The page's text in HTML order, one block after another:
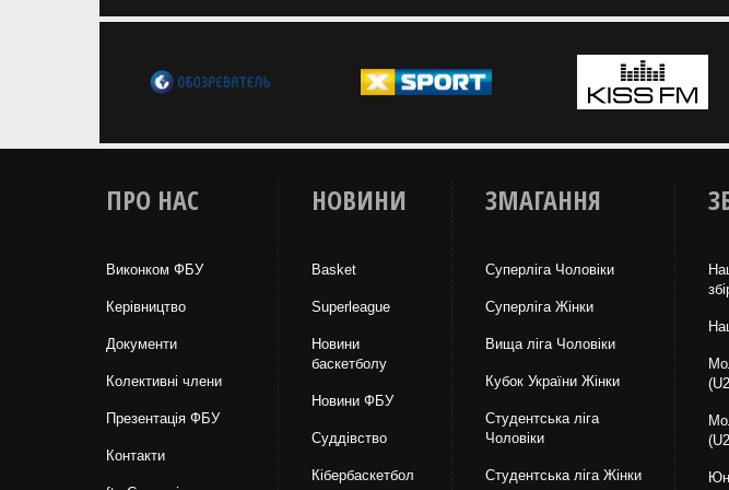
ПРО НАС
Виконком ФБУ
Керівництво
Документи
Колективні члени
Презентація ФБУ
Контакти
НОВИНИ
Basket
Superleague
Новини
баскетболу
Новини ФБУ
Суддівство
Кібербаскетбол
ЗМАГАННЯ
Суперліга Чоловіки
Суперліга Жінки
Вища лiга Чоловіки
Кубок України Жінки
Студентська ліга
Чоловiки
Студентська ліга Жінки